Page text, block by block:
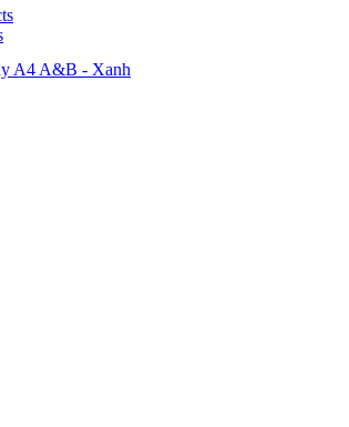
A4 A&B - Xanh